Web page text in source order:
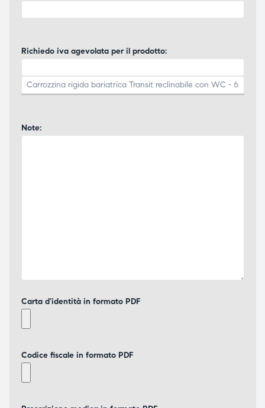
Richiedo iva agevolata per il prodotto:
Note:
Carta d'identità in formato PDF
Codice fiscale in formato PDF